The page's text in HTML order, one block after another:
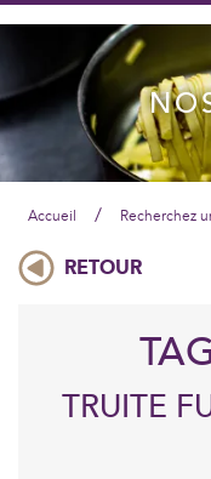
Accueil / Recherchez
RETOUR
TRUITE